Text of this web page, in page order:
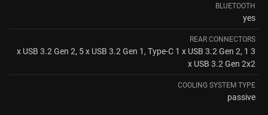
BLUETOOTH
yes
REAR CONNECTORS
3 x USB 3.2 Gen 2, 5 x USB 3.2 Gen 1, Type-C 1 x USB 3.2 Gen 2, 1
x USB 3.2 Gen 2x2
COOLING SYSTEM TYPE
passive